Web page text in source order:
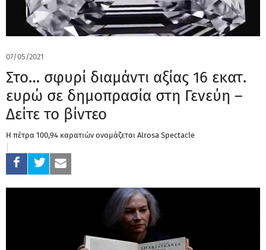
07/05/2021
Στο… σφυρί διαμάντι αξίας 16 εκατ.
ευρώ σε δημοπρασία στη Γενεύη –
Δείτε το βίντεο
Η πέτρα 100,94 καρατιών ονομάζεται Alrosa Spectacle